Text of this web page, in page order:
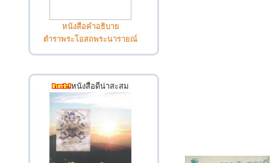
หนังสือคำอธิบาย
ตำราพระโอสถพระนารายณ์
หนังสือดีน่าสะสม